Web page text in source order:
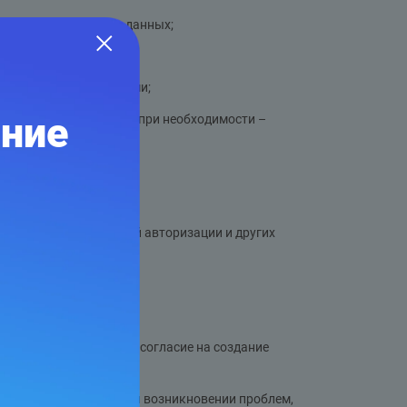
персональных данных;
доступными способами;
исполнение, а при необходимости –
для его дальнейшей авторизации и других
данным сайта;
данных дал согласие на создание
необходимости) при возникновении проблем,